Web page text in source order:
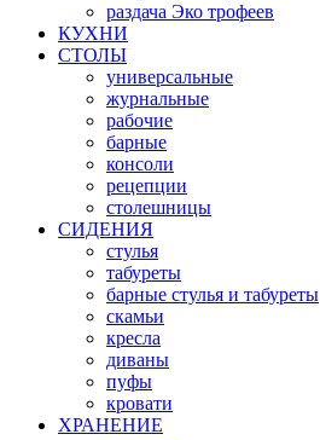
раздача Эко трофеев
КУХНИ
СТОЛЫ
универсальные
журнальные
рабочие
барные
консоли
рецепции
столешницы
СИДЕНИЯ
стулья
табуреты
барные стулья и табуреты
скамьи
кресла
диваны
пуфы
кровати
ХРАНЕНИЕ